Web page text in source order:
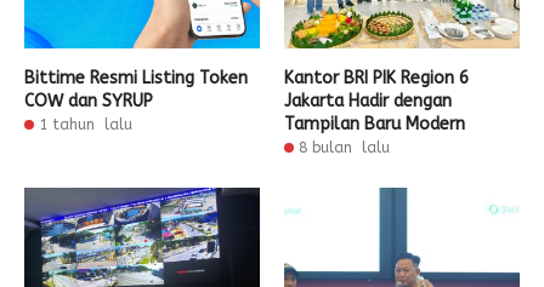
Bittime Resmi Listing Token
COW dan SYRUP
1 tahun lalu
Kantor BRI PIK Region 6
Jakarta Hadir dengan
Tampilan Baru Modern
8 bulan lalu